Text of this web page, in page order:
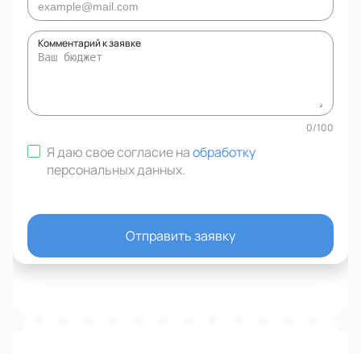
Комментарий к заявке
0/100
Я даю свое согласие наобработку
персональных данных.
Отправить заявку